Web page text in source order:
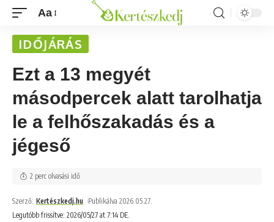
Aa
IDŐJÁRÁS
Ezt a 13 megyét
másodpercek alatt tarolhatja
le a felhőszakadás és a
jégeső
Legutóbb frissítve: 2026/05/27 at 7:14 DE.
Szerző: Kertészkedj.hu Publikálva 2026.05.27.
2 perc olvasási idő